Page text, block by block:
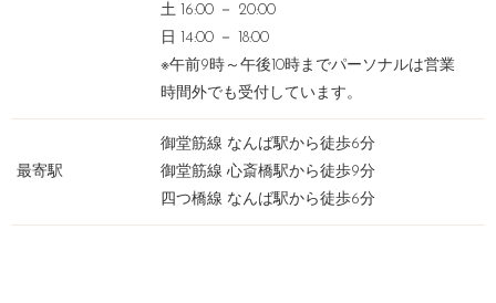
土 16:00 － 20:00
日 14:00 － 18:00
※午前9時～午後10時までパーソナルは営業
時間外でも受付しています。
最寄駅
御堂筋線 なんば駅から徒歩6分
御堂筋線 心斎橋駅から徒歩9分
四つ橋線 なんば駅から徒歩6分